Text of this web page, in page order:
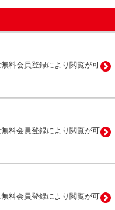
料会員登録により閲覧が可
料会員登録により閲覧が可
料会員登録により閲覧が可